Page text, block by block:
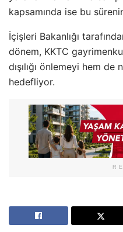
kapsamında ise bu
İçişleri Bakanlığı
dönem, KKTC
dışılığı önlemeyi hem
hedefliyor.